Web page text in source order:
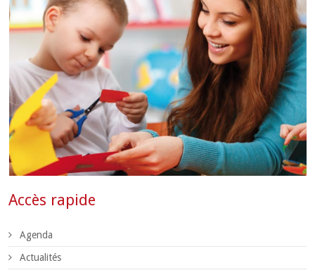
Accès rapide
Agenda
Actualités